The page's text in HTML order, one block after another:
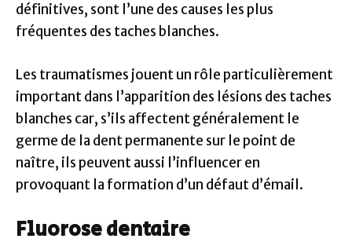
définitives, sont l’une des causes les plus
fréquentes des taches blanches.
Les traumatismes jouent un rôle particulièrement
important dans l’apparition des lésions des taches
blanches car, s’ils affectent généralement le
germe de la dent permanente sur le point de
naître, ils peuvent aussi l’influencer en
provoquant la formation d’un défaut d’émail.
Fluorose dentaire